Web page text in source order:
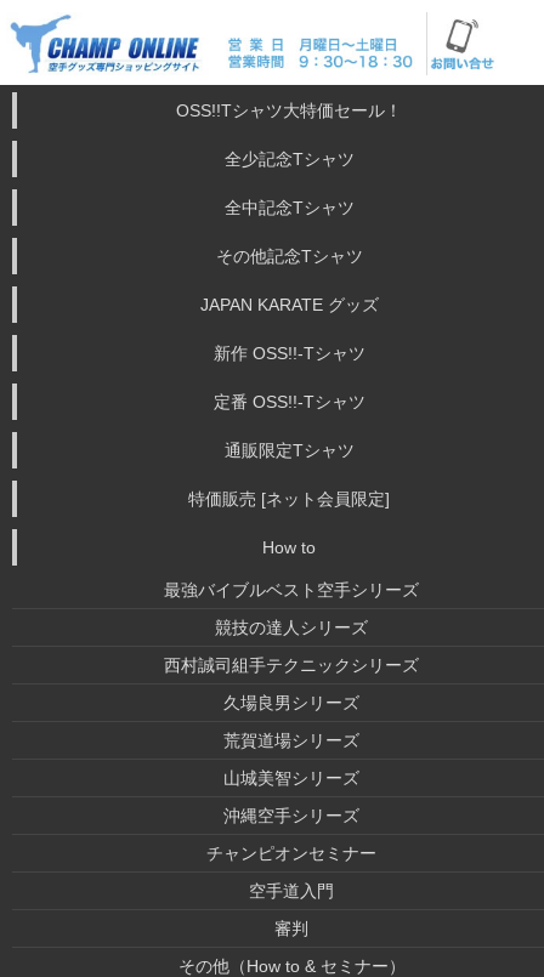
OSS!!Tシャツ大特価セール！
全少記念Tシャツ
全中記念Tシャツ
その他記念Tシャツ
JAPAN KARATE グッズ
新作 OSS!!-Tシャツ
定番 OSS!!-Tシャツ
通販限定Tシャツ
特価販売 [ネット会員限定]
How to
最強バイブルベスト空手シリーズ
競技の達人シリーズ
西村誠司組手テクニックシリーズ
久場良男シリーズ
荒賀道場シリーズ
山城美智シリーズ
沖縄空手シリーズ
チャンピオンセミナー
空手道入門
審判
その他（How to & セミナー）